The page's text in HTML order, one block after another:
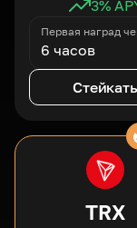
3%
Первая наград
6 часов
Стейкать
TRX